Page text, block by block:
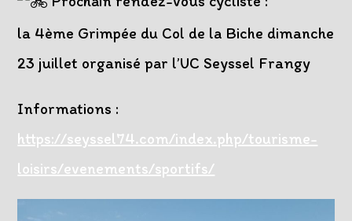
la 4ème Grimpée du Col de la Biche dimanche
23 juillet organisé par l’UC Seyssel Frangy
Informations :
https://seyssel74.com/index.php/tourisme-
loisirs/evenements/sportifs/